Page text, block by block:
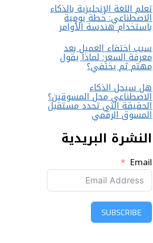
تعلم اللغة الإنجليزية بالذكاء
الاصطناعي: خطة يومية
باستخدام هندسة الأوامر
سبب اختفاء العميل بعد
معرفة السعر: لماذا يقول
مهتم ثم يختفي؟
هل سيحل الذكاء
الاصطناعي محل المسوقين؟
الحقيقة التي تحدد مستقبل
المسوق الرقمي
النشرة البريدية
Email
SUBSCRIBE